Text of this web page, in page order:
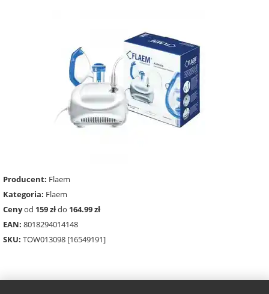
Producent: Flaem
Kategoria: Flaem
Cenyod 159 złdo 164.99 zł
EAN: 8018294014148
SKU: TOW013098 [16549191]